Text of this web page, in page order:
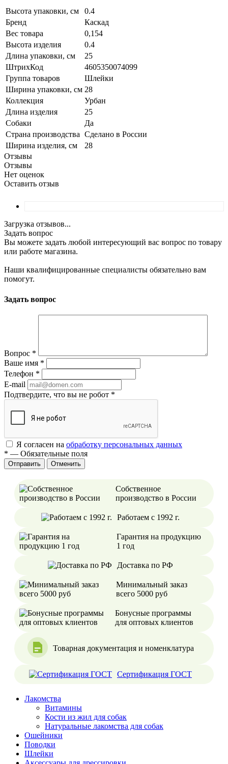
Высота упаковки, см
0.4
Бренд
Каскад
Вес товара
0,154
Высота изделия
0.4
Длина упаковки, см
25
ШтрихКод
4605350074099
Группа товаров
Шлейки
Ширина упаковки, см 28
Коллекция
Урбан
Длина изделия
25
Собаки
Да
Страна производства Сделано в России
Ширина изделия, см
28
Отзывы
Отзывы
Нет оценок
Оставить отзыв
Загрузка отзывов...
Задать вопрос
Вы можете задать любой интересующий вас вопрос по товару
или работе магазина.
Наши квалифицированные специалисты обязательно вам
помогут.
Задать вопрос
Вопрос *
Ваше имя *
Телефон *
E-mail
Подтвердите, что вы не робот *
Я согласен на обработку персональных данных
* — Обязательные поля
Отменить
Собственное
производство в России
Работаем с 1992 г.
Гарантия на продукцию
1 год
Доставка по РФ
Минимальный заказ
всего 5000 руб
Бонусные программы
для оптовых клиентов
Товарная документация и номенклатура
Сертификация ГОСТ
Лакомства
Витамины
Кости из жил для собак
Натуральные лакомства для собак
Ошейники
Поводки
Шлейки